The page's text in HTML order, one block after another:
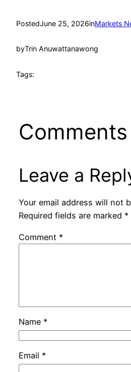
PostedJune 25, 2026inMarkets
byTrin Anuwattanawong
Tags:
Comments
Leave a
Your email address will not
Required fields are marked *
Comment *
Name *
Email *